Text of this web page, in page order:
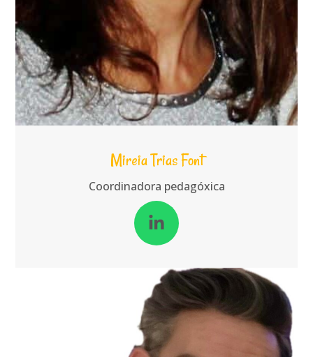
Mireia Trias Font
Coordinadora pedagóxica